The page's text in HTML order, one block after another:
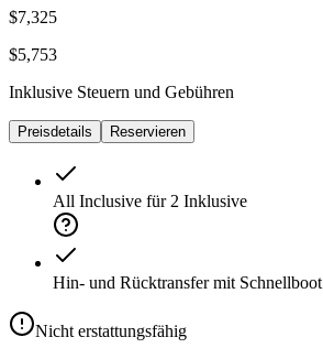
$7,325
$5,753
Inklusive Steuern und Gebühren
Preisdetails Reservieren
All Inclusive für 2 Inklusive
Hin- und Rücktransfer mit Schnellboot
Nicht erstattungsfähig